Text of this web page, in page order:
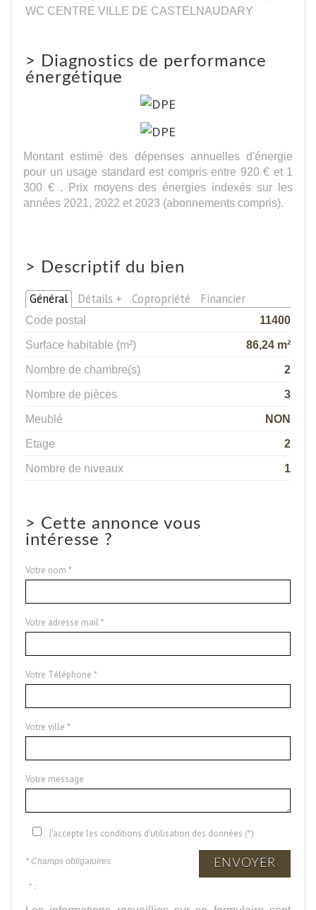
WC CENTRE VILLE DE CASTELNAUDARY
> Diagnostics de performance
énergétique
Montant estimé des dépenses annuelles d'énergie
pour un usage standard est compris entre 920 € et 1
300 € . Prix moyens des énergies indexés sur les
années 2021, 2022 et 2023 (abonnements compris).
> Descriptif du bien
Général Détails + Copropriété Financier
Code postal
11400
Surface habitable (m²)
86,24 m²
Nombre de chambre(s)
2
Nombre de pièces
3
Meublé
NON
Etage
2
Nombre de niveaux
1
> Cette annonce vous
intéresse ?
Votre nom *
Votre adresse mail *
Votre Téléphone *
Votre ville *
Votre message
J'accepte les conditions d'utilisation des données (*)
* Champs obligatoires ENVOYER
* :